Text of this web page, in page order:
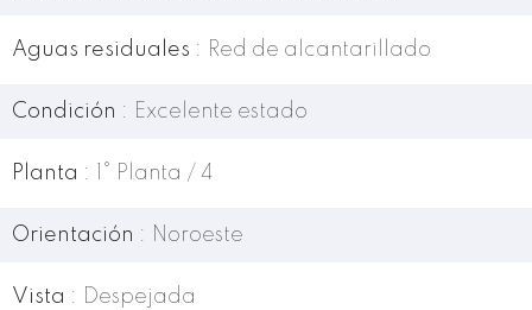
Aguas residuales Red de alcantarillado
Condición Excelente estado
Planta 1° Planta / 4
Orientación Noroeste
Vista Despejada